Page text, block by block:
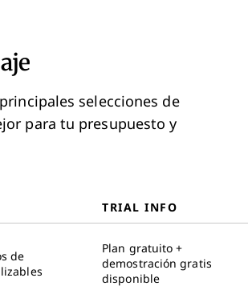
selecciones de
para tu presupuesto y
TRIAL INFO
de
Plan gratuito +
demostración gratis
disponible